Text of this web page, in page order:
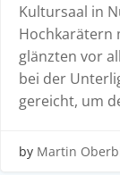
Kultursaal in
Hochkarätern
glänzten vor
bei der
gereicht, um
by Martin